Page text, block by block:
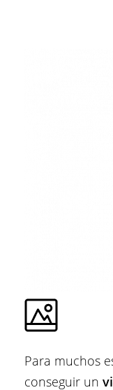
Para muchos
conseguir un